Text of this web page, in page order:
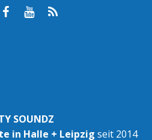
SOUNDZ
in Halle + Leipzig seit 2014